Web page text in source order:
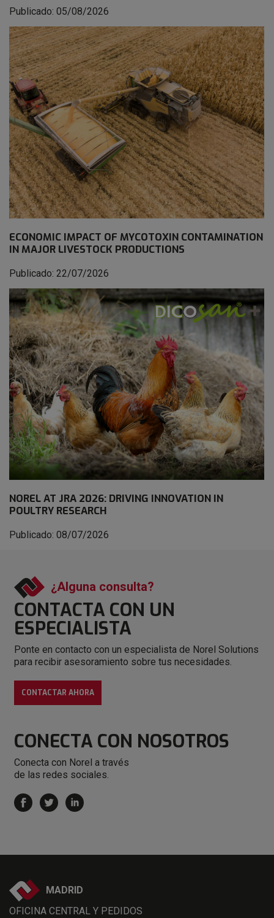
Publicado: 05/08/2026
ECONOMIC IMPACT OF MYCOTOXIN CONTAMINATION
IN MAJOR LIVESTOCK PRODUCTIONS
Publicado: 22/07/2026
NOREL AT JRA 2026: DRIVING INNOVATION IN
POULTRY RESEARCH
Publicado: 08/07/2026
¿Alguna consulta?
CONTACTA CON UN
ESPECIALISTA
Ponte en contacto con un especialista de Norel Solutions
para recibir asesoramiento sobre tus necesidades.
CONTACTAR AHORA
CONECTA CON NOSOTROS
Conecta con Norel a través
de las redes sociales.
MADRID
OFICINA CENTRAL Y PEDIDOS